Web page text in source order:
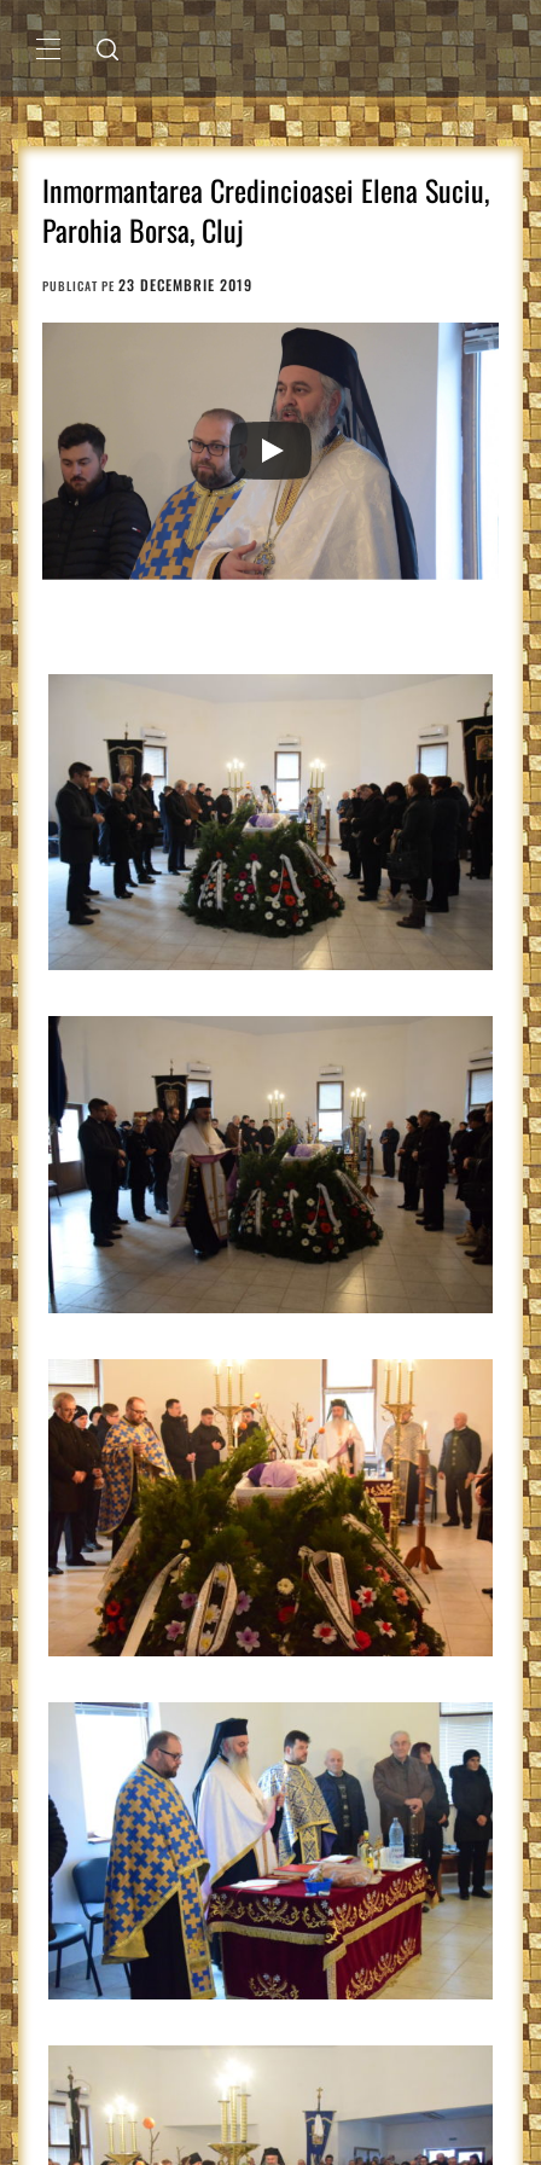
Sari
la
conținutMENIU
PRINCIPAL
Inmormantarea Credincioasei Elena Suciu,
Parohia Borsa, Cluj
PUBLICAT PE 23 DECEMBRIE 2019